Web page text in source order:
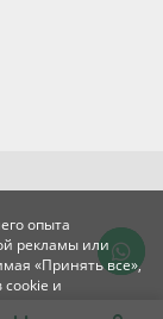
опыта
рекламы или
«Принять все»,
cookie и